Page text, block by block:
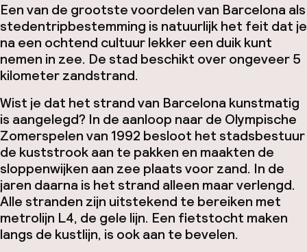
Een van de grootste voordelen van Barcelona als
stedentripbestemming is natuurlijk het feit dat je
na een ochtend cultuur lekker een duik kunt
nemen in zee. De stad beschikt over ongeveer 5
kilometer zandstrand.
Wist je dat het strand van Barcelona kunstmatig
is aangelegd? In de aanloop naar de Olympische
Zomerspelen van 1992 besloot het stadsbestuur
de kuststrook aan te pakken en maakten de
sloppenwijken aan zee plaats voor zand. In de
jaren daarna is het strand alleen maar verlengd.
Alle stranden zijn uitstekend te bereiken met
metrolijn L4, de gele lijn. Een fietstocht maken
langs de kustlijn, is ook aan te bevelen.